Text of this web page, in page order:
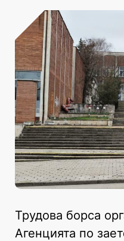
Трудова борса
Агенцията по